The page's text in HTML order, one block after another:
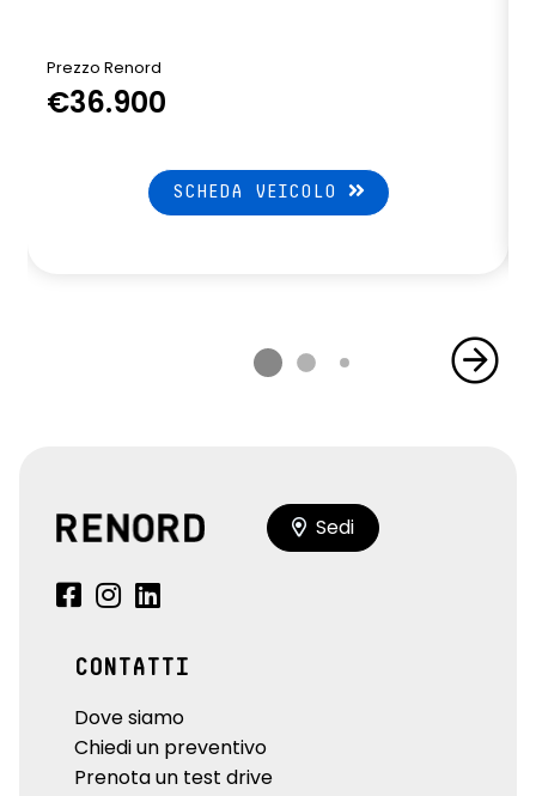
Prezzo Renord
€36.900
SCHEDA VEICOLO
Sedi
CONTATTI
Dove siamo
Chiedi un preventivo
Prenota un test drive